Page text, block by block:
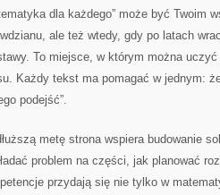
dla każdego” może być Twoim
ale też wtedy, gdy po latach
To miejsce, w którym można
Każdy tekst ma pomagać w jednym:
podejść”.
metę strona wspiera budowanie
problem na części, jak planować
przydają się nie tylko w